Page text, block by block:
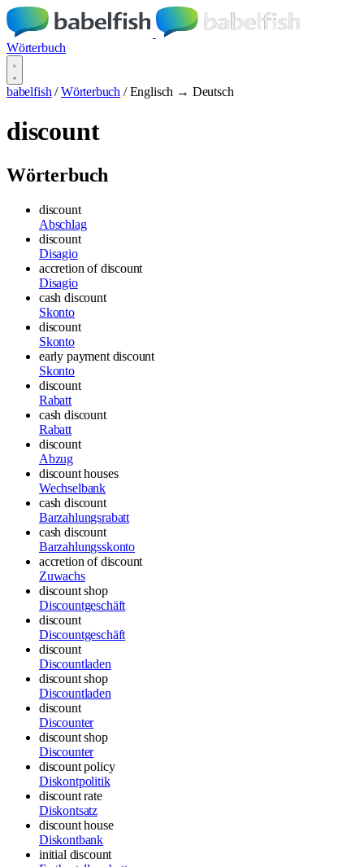
Wörterbuch
babelfish / Wörterbuch / Englisch → Deutsch
discount
Wörterbuch
discount
Abschlag
discount
Disagio
accretion of discount
Disagio
cash discount
Skonto
discount
Skonto
early payment discount
Skonto
discount
Rabatt
cash discount
Rabatt
discount
Abzug
discount houses
Wechselbank
cash discount
Barzahlungsrabatt
cash discount
Barzahlungsskonto
accretion of discount
Zuwachs
discount shop
Discountgeschäft
discount
Discountgeschäft
discount
Discountladen
discount shop
Discountladen
discount
Discounter
discount shop
Discounter
discount policy
Diskontpolitik
discount rate
Diskontsatz
discount house
Diskontbank
initial discount